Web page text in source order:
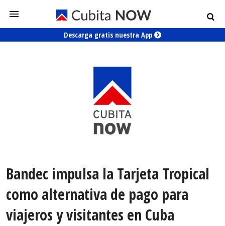
Descarga gratis nuestra App
Bandec impulsa la Tarjeta Tropical
como alternativa de pago para
viajeros y visitantes en Cuba